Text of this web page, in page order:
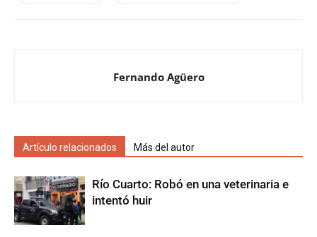
Fernando Agüero
Artículo relacionados Más del autor
Río Cuarto: Robó en una veterinaria e
intentó huir